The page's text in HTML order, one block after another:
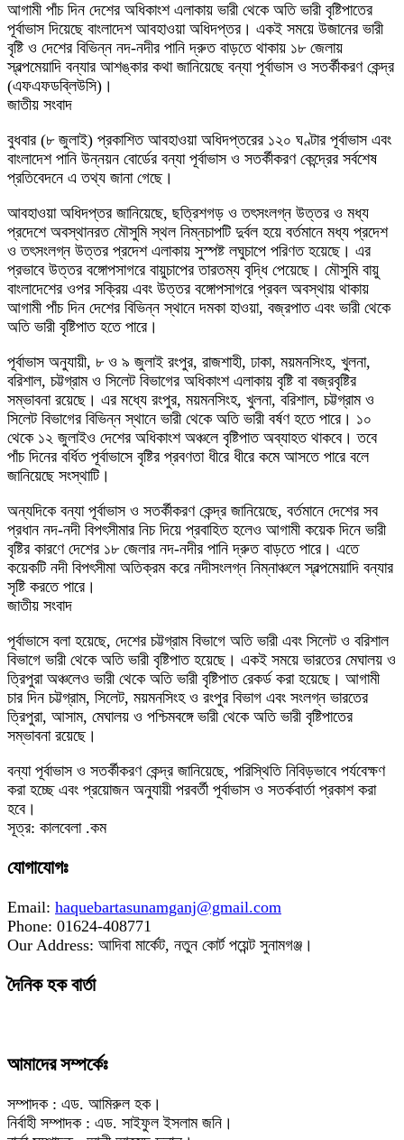
আগামী পাঁচ দিন দেশের অধিকাংশ এলাকায় ভারী থেকে অতি ভারী বৃষ্টিপাতের
পূর্বাভাস দিয়েছে বাংলাদেশ আবহাওয়া অধিদপ্তর। একই সময়ে উজানের ভারী
বৃষ্টি ও দেশের বিভিন্ন নদ-নদীর পানি দ্রুত বাড়তে থাকায় ১৮ জেলায়
স্বল্পমেয়াদি বন্যার আশঙ্কার কথা জানিয়েছে বন্যা পূর্বাভাস ও সতর্কীকরণ কেন্দ্র
(এফএফডব্লিউসি)।
জাতীয় সংবাদ
বুধবার (৮ জুলাই) প্রকাশিত আবহাওয়া অধিদপ্তরের ১২০ ঘণ্টার পূর্বাভাস এবং
বাংলাদেশ পানি উন্নয়ন বোর্ডের বন্যা পূর্বাভাস ও সতর্কীকরণ কেন্দ্রের সর্বশেষ
প্রতিবেদনে এ তথ্য জানা গেছে।
আবহাওয়া অধিদপ্তর জানিয়েছে, ছত্রিশগড় ও তৎসংলগ্ন উত্তর ও মধ্য
প্রদেশে অবস্থানরত মৌসুমি স্থল নিম্নচাপটি দুর্বল হয়ে বর্তমানে মধ্য প্রদেশ
ও তৎসংলগ্ন উত্তর প্রদেশ এলাকায় সুস্পষ্ট লঘুচাপে পরিণত হয়েছে। এর
প্রভাবে উত্তর বঙ্গোপসাগরে বায়ুচাপের তারতম্য বৃদ্ধি পেয়েছে। মৌসুমি বায়ু
বাংলাদেশের ওপর সক্রিয় এবং উত্তর বঙ্গোপসাগরে প্রবল অবস্থায় থাকায়
আগামী পাঁচ দিন দেশের বিভিন্ন স্থানে দমকা হাওয়া, বজ্রপাত এবং ভারী থেকে
অতি ভারী বৃষ্টিপাত হতে পারে।
পূর্বাভাস অনুযায়ী, ৮ ও ৯ জুলাই রংপুর, রাজশাহী, ঢাকা, ময়মনসিংহ, খুলনা,
বরিশাল, চট্টগ্রাম ও সিলেট বিভাগের অধিকাংশ এলাকায় বৃষ্টি বা বজ্রবৃষ্টির
সম্ভাবনা রয়েছে। এর মধ্যে রংপুর, ময়মনসিংহ, খুলনা, বরিশাল, চট্টগ্রাম ও
সিলেট বিভাগের বিভিন্ন স্থানে ভারী থেকে অতি ভারী বর্ষণ হতে পারে। ১০
থেকে ১২ জুলাইও দেশের অধিকাংশ অঞ্চলে বৃষ্টিপাত অব্যাহত থাকবে। তবে
পাঁচ দিনের বর্ধিত পূর্বাভাসে বৃষ্টির প্রবণতা ধীরে ধীরে কমে আসতে পারে বলে
জানিয়েছে সংস্থাটি।
অন্যদিকে বন্যা পূর্বাভাস ও সতর্কীকরণ কেন্দ্র জানিয়েছে, বর্তমানে দেশের সব
প্রধান নদ-নদী বিপৎসীমার নিচ দিয়ে প্রবাহিত হলেও আগামী কয়েক দিনে ভারী
বৃষ্টির কারণে দেশের ১৮ জেলার নদ-নদীর পানি দ্রুত বাড়তে পারে। এতে
কয়েকটি নদী বিপৎসীমা অতিক্রম করে নদীসংলগ্ন নিম্নাঞ্চলে স্বল্পমেয়াদি বন্যার
সৃষ্টি করতে পারে।
জাতীয় সংবাদ
পূর্বাভাসে বলা হয়েছে, দেশের চট্টগ্রাম বিভাগে অতি ভারী এবং সিলেট ও বরিশাল
বিভাগে ভারী থেকে অতি ভারী বৃষ্টিপাত হয়েছে। একই সময়ে ভারতের মেঘালয় ও
ত্রিপুরা অঞ্চলেও ভারী থেকে অতি ভারী বৃষ্টিপাত রেকর্ড করা হয়েছে। আগামী
চার দিন চট্টগ্রাম, সিলেট, ময়মনসিংহ ও রংপুর বিভাগ এবং সংলগ্ন ভারতের
ত্রিপুরা, আসাম, মেঘালয় ও পশ্চিমবঙ্গে ভারী থেকে অতি ভারী বৃষ্টিপাতের
সম্ভাবনা রয়েছে।
বন্যা পূর্বাভাস ও সতর্কীকরণ কেন্দ্র জানিয়েছে, পরিস্থিতি নিবিড়ভাবে পর্যবেক্ষণ
করা হচ্ছে এবং প্রয়োজন অনুযায়ী পরবর্তী পূর্বাভাস ও সতর্কবার্তা প্রকাশ করা
হবে।
সূত্র: কালবেলা .কম
যোগাযোগঃ
Email: haquebartasunamganj@gmail.com
Phone: 01624-408771
Our Address: আদিবা মার্কেট, নতুন কোর্ট পয়েন্ট সুনামগঞ্জ।
দৈনিক হক বার্তা
আমাদের সম্পর্কেঃ
সম্পাদক : এড. আমিরুল হক।
নির্বাহী সম্পাদক : এড. সাইফুল ইসলাম জনি।